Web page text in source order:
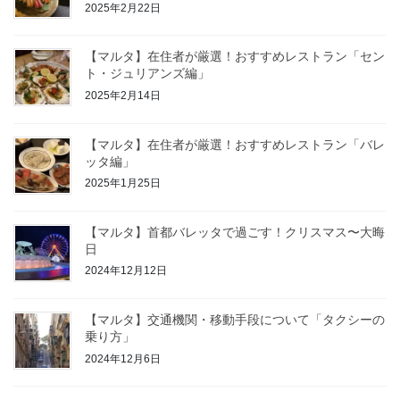
2025年2月22日
【マルタ】在住者が厳選！おすすめレストラン「セン
ト・ジュリアンズ編」
2025年2月14日
【マルタ】在住者が厳選！おすすめレストラン「バレ
ッタ編」
2025年1月25日
【マルタ】首都バレッタで過ごす！クリスマス〜大晦
日
2024年12月12日
【マルタ】交通機関・移動手段について「タクシーの
乗り方」
2024年12月6日